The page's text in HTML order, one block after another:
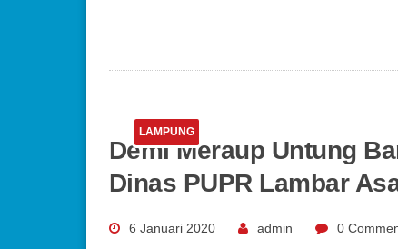
LAMPUNG
Demi Meraup Untung
Dinas PUPR Lambar
6 Januari 2020 admin 0